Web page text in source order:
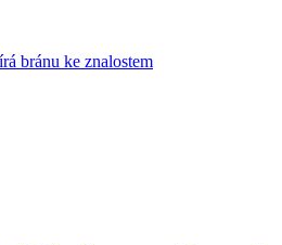
bránu ke znalostem